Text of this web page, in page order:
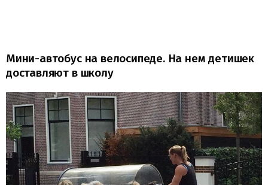
Мини-автобус на велосипеде. На нем детишек
доставляют в школу